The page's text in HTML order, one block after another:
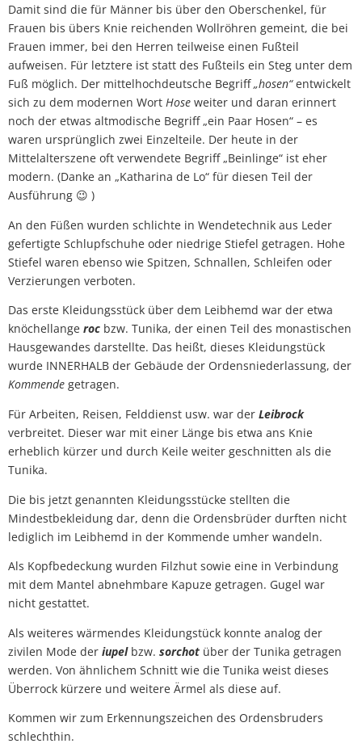
Damit sind die für Männer bis über den Oberschenkel, für
Frauen bis übers Knie reichenden Wollröhren gemeint, die bei
Frauen immer, bei den Herren teilweise einen Fußteil
aufweisen. Für letztere ist statt des Fußteils ein Steg unter dem
Fuß möglich. Der mittelhochdeutsche Begriff„hosen“entwickelt
sich zu dem modernen Wort Hose weiter und daran erinnert
noch der etwas altmodische Begriff „ein Paar Hosen“ – es
waren ursprünglich zwei Einzelteile. Der heute in der
Mittelalterszene oft verwendete Begriff „Beinlinge“ ist eher
modern. (Danke an „Katharina de Lo“ für diesen Teil der
Ausführung 😉 )
An den Füßen wurden schlichte in Wendetechnik aus Leder
gefertigte Schlupfschuhe oder niedrige Stiefel getragen. Hohe
Stiefel waren ebenso wie Spitzen, Schnallen, Schleifen oder
Verzierungen verboten.
Das erste Kleidungsstück über dem Leibhemd war der etwa
knöchellange roc bzw. Tunika, der einen Teil des monastischen
Hausgewandes darstellte. Das heißt, dieses Kleidungstück
wurde INNERHALB der Gebäude der Ordensniederlassung, der
Kommende getragen.
Für Arbeiten, Reisen, Felddienst usw. war der Leibrock
verbreitet. Dieser war mit einer Länge bis etwa ans Knie
erheblich kürzer und durch Keile weiter geschnitten als die
Tunika.
Die bis jetzt genannten Kleidungsstücke stellten die
Mindestbekleidung dar, denn die Ordensbrüder durften nicht
lediglich im Leibhemd in der Kommende umher wandeln.
Als Kopfbedeckung wurden Filzhut sowie eine in Verbindung
mit dem Mantel abnehmbare Kapuze getragen. Gugel war
nicht gestattet.
Als weiteres wärmendes Kleidungstück konnte analog der
zivilen Mode der iupelbzw. sorchot über der Tunika getragen
werden. Von ähnlichem Schnitt wie die Tunika weist dieses
Überrock kürzere und weitere Ärmel als diese auf.
Kommen wir zum Erkennungszeichen des Ordensbruders
schlechthin.